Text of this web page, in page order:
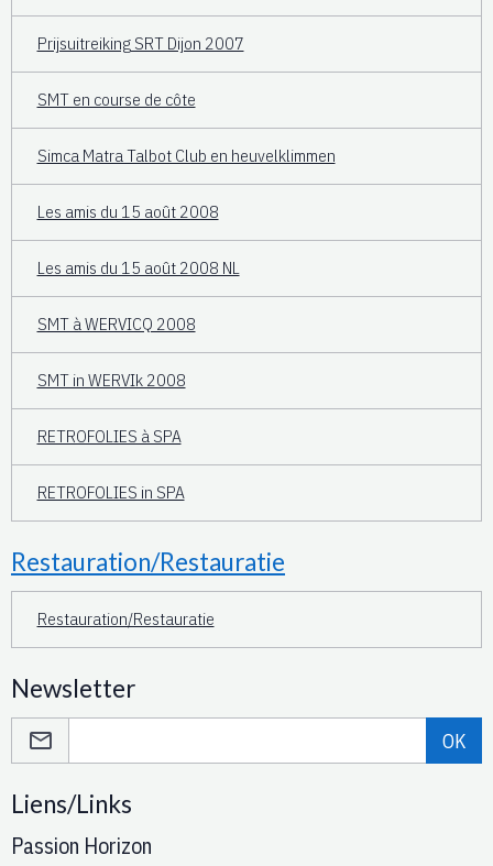
Prijsuitreiking SRT Dijon 2007
SMT en course de côte
Simca Matra Talbot Club en heuvelklimmen
Les amis du 15 août 2008
Les amis du 15 août 2008 NL
SMT à WERVICQ 2008
SMT in WERVIk 2008
RETROFOLIES à SPA
RETROFOLIES in SPA
Restauration/Restauratie
Restauration/Restauratie
Newsletter
OK
Liens/Links
Passion Horizon